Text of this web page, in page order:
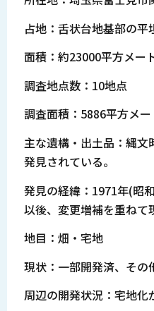
占地：舌状台地基部の平
面積：約23000平方メー
調査地点数：10地点
調査面積：5886平方メ
主な遺構・出土品：縄
発見されている。
発見の経緯：1971年(昭
以後、変更増補を重ねて
地目：畑・宅地
現状：一部開発済、その
周辺の開発状況：宅地化